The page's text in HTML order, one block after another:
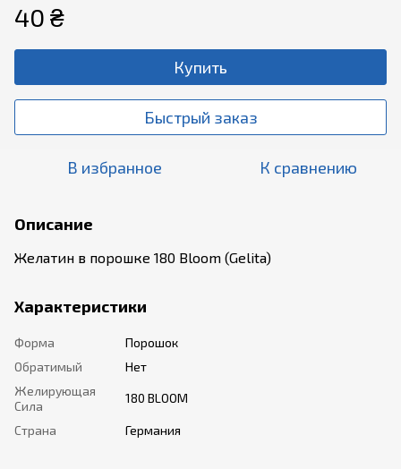
40 ₴
Купить
Быстрый заказ
В избранное К сравнению
Описание
Желатин в порошке 180 Bloom (Gelita)
Характеристики
Форма
Порошок
Обратимый
Нет
Желирующая
Сила
180 BLOOM
Страна Германия